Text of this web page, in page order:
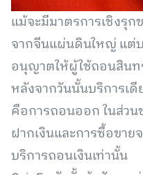
แม้จะมีมาตรการเชิงรุก
จากจีนแผ่นดินใหญ่ แต่
อนุญาตให้ผู้ใช้ถอนสิน
หลังจากวันนั้นบริการเ
คือการถอนออก ในส่วน
ฝากเงินและการซื้อขา
บริการถอนเงินเท่านั้น